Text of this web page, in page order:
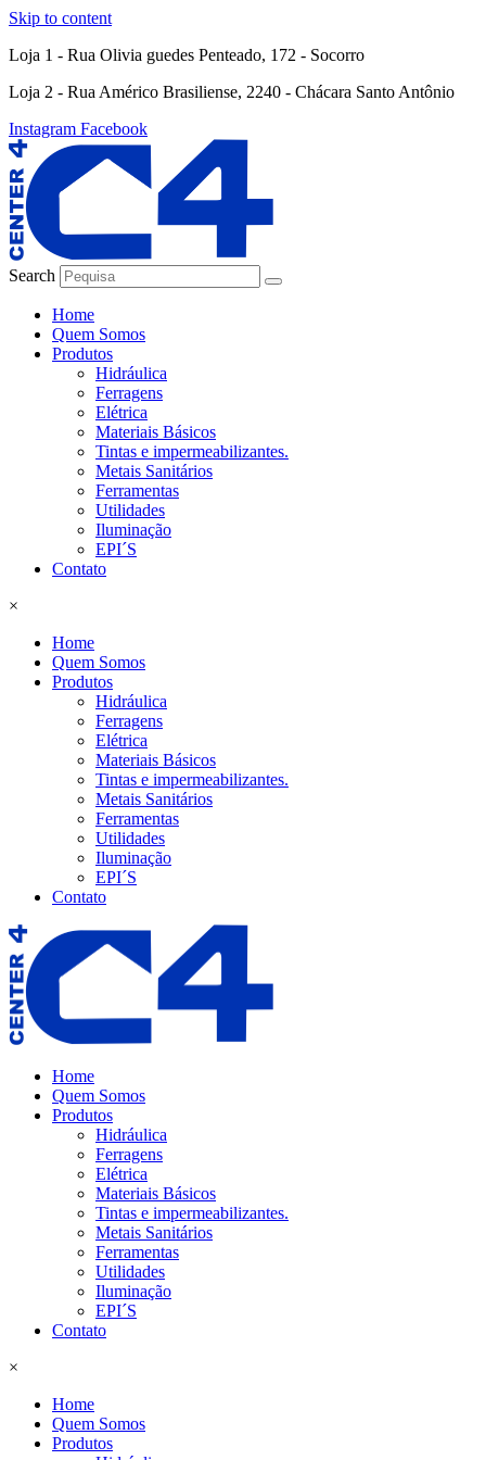
Skip to content
Loja 1 - Rua Olivia guedes Penteado, 172 - Socorro
Loja 2 - Rua Américo Brasiliense, 2240 - Chácara Santo Antônio
Instagram Facebook
Search
Home
Quem Somos
Produtos
Hidráulica
Ferragens
Elétrica
Materiais Básicos
Tintas e impermeabilizantes.
Metais Sanitários
Ferramentas
Utilidades
Iluminação
EPI´S
Contato
×
Home
Quem Somos
Produtos
Hidráulica
Ferragens
Elétrica
Materiais Básicos
Tintas e impermeabilizantes.
Metais Sanitários
Ferramentas
Utilidades
Iluminação
EPI´S
Contato
Home
Quem Somos
Produtos
Hidráulica
Ferragens
Elétrica
Materiais Básicos
Tintas e impermeabilizantes.
Metais Sanitários
Ferramentas
Utilidades
Iluminação
EPI´S
Contato
×
Home
Quem Somos
Produtos